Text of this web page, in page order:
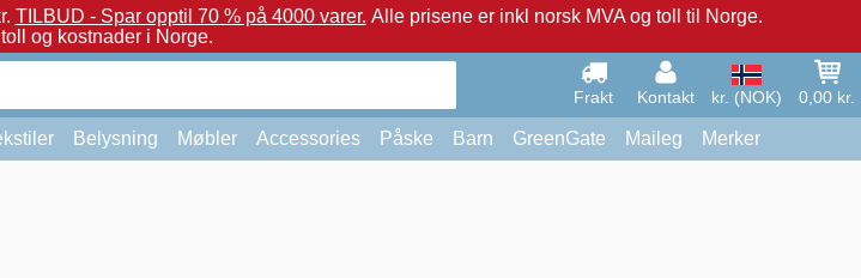
TILBUD - Spar opptil 70 % på 4000 varer. Alle prisene er inkl norsk MVA og toll til Norge.
og kostnader i Norge.
Frakt Kontakt kr. (NOK) 0,00 kr.
Belysning Møbler Accessories Påske Barn GreenGate Maileg Merker